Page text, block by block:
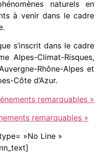
naturels en
à venir dans le cadre
s’inscrit dans le cadre
Alpes-Climat-Risques,
Rhône-Alpes et
Côte d’Azur.
remarquables »
remarquables »
»No Line »